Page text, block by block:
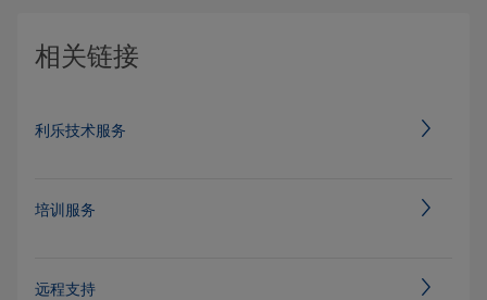
相关链接
利乐技术服务
培训服务
远程支持